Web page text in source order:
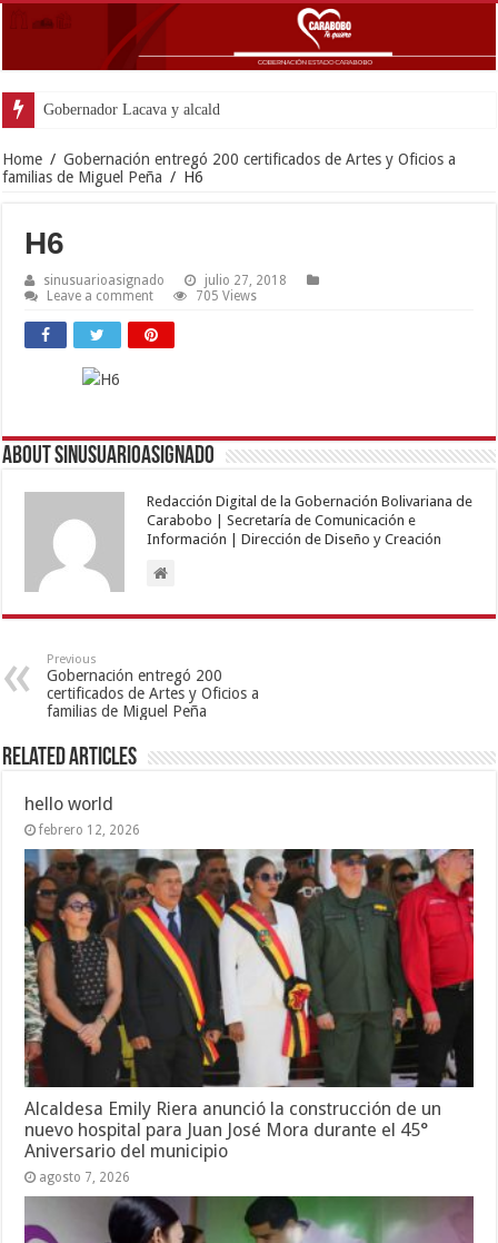
Gobernador Lacava y alcaldesa Riera supervisaron avances
Home / Gobernación entregó 200 certificados de Artes y Oficios a
familias de Miguel Peña / H6
H6
sinusuarioasignado
julio 27, 2018
Leave a comment
705 Views
About sinusuarioasignado
Redacción Digital de la Gobernación Bolivariana de
Carabobo | Secretaría de Comunicación e
Información | Dirección de Diseño y Creación
Previous
Gobernación entregó 200
certificados de Artes y Oficios a
familias de Miguel Peña
Related Articles
hello world
febrero 12, 2026
Alcaldesa Emily Riera anunció la construcción de un
nuevo hospital para Juan José Mora durante el 45°
Aniversario del municipio
agosto 7, 2026